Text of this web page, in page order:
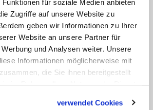
für soziale Medien anbieten
Zugriffe auf unsere Website zu
geben wir Informationen zu Ihrer
Website an unsere Partner für
und Analysen weiter. Unsere
Informationen möglicherweise mit
die Sie ihnen bereitgestellt
verwendet Cookies
hingegen eine
Islamfeindlichkeit in
Dort wachse die
Islam mit Gewalt,
und Intoleranz
Übergriffen und